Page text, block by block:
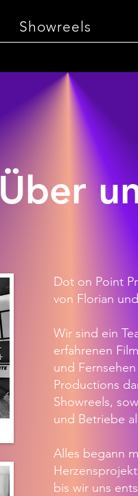
Showreels
Über
Dot on Point
von Florian
Wir sind ein
erfahrenen
und
Productions
Showreels,
und Betriebe
Alles begann
bis wir uns